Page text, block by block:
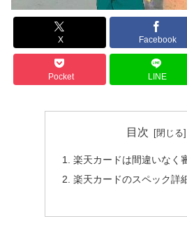
X Facebook
Pocket LINE
目次
楽天カードは間違いなく
楽天カードのスペック詳